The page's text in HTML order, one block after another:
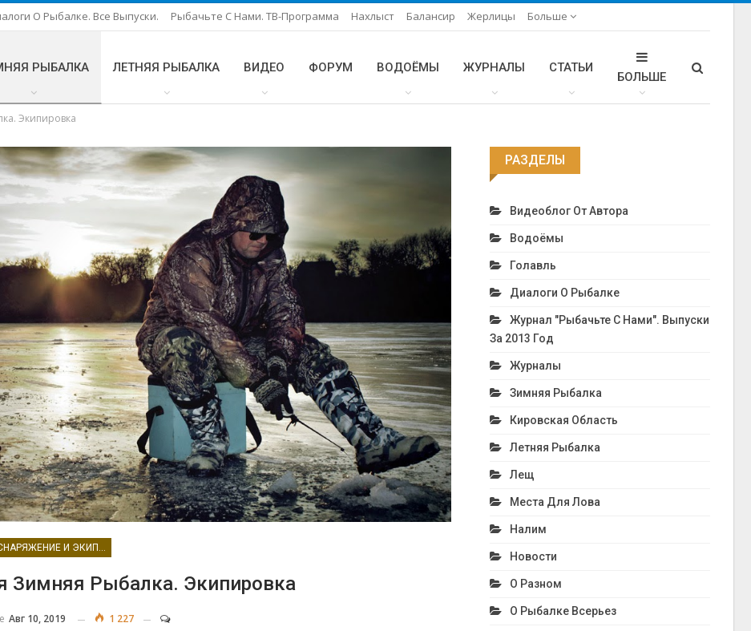
О Рыбалке. Все Выпуски. Рыбачьте С Нами. ТВ-Программа Нахлыст Балансир Жерлицы Больше
РЫБАЛКА ЛЕТНЯЯ РЫБАЛКА ВИДЕО ФОРУМ ВОДОЁМЫ ЖУРНАЛЫ СТАТЬИ
БОЛЬШЕ
Экипировка
СНАРЯЖЕНИЕ И ЭКИПИРОВКА
Зимняя Рыбалка. Экипировка
Авг 10, 2019 1 227
РАЗДЕЛЫ
Видеоблог От Автора
Водоёмы
Голавль
Диалоги О Рыбалке
Журнал "Рыбачьте С Нами". Выпуски
За 2013 Год
Журналы
Зимняя Рыбалка
Кировская Область
Летняя Рыбалка
Лещ
Места Для Лова
Налим
Новости
О Разном
О Рыбалке Всерьез